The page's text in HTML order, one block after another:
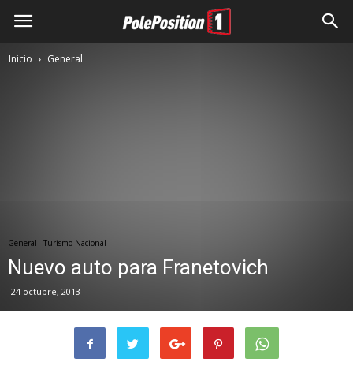
Inicio General
General Turismo Nacional
Nuevo auto para Franetovich
24 octubre, 2013